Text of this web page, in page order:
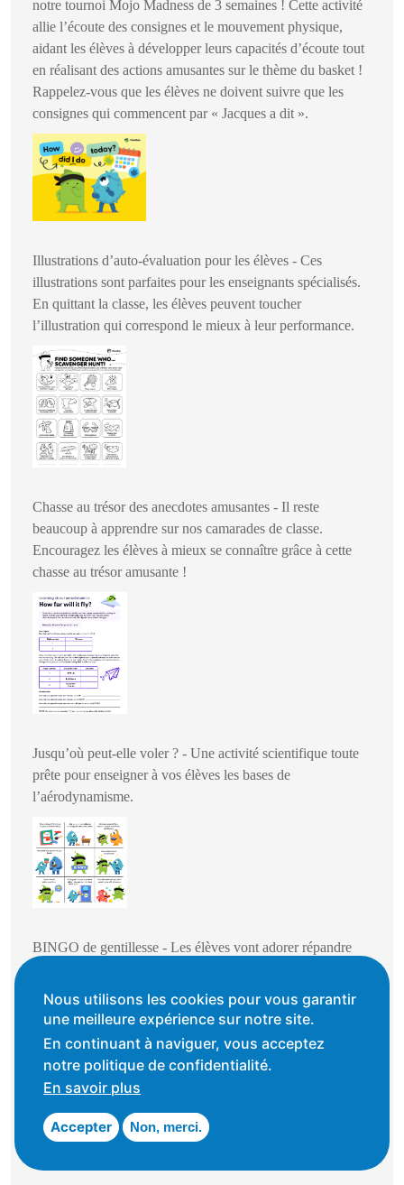
notre tournoi Mojo Madness de 3 semaines ! Cette activité
allie l’écoute des consignes et le mouvement physique,
aidant les élèves à développer leurs capacités d’écoute tout
en réalisant des actions amusantes sur le thème du basket !
Rappelez-vous que les élèves ne doivent suivre que les
consignes qui commencent par « Jacques a dit ».
Illustrations d’auto-évaluation pour les élèves - Ces
illustrations sont parfaites pour les enseignants spécialisés.
En quittant la classe, les élèves peuvent toucher
l’illustration qui correspond le mieux à leur performance.
Chasse au trésor des anecdotes amusantes - Il reste
beaucoup à apprendre sur nos camarades de classe.
Encouragez les élèves à mieux se connaître grâce à cette
chasse au trésor amusante !
Jusqu’où peut-elle voler ? - Une activité scientifique toute
prête pour enseigner à vos élèves les bases de
l’aérodynamisme.
BINGO de gentillesse - Les élèves vont adorer répandre
Nous utilisons les cookies pour vous garantir
une meilleure expérience sur notre site.
En continuant à naviguer, vous acceptez
notre politique de confidentialité.
En savoir plus
Accepter Non, merci.